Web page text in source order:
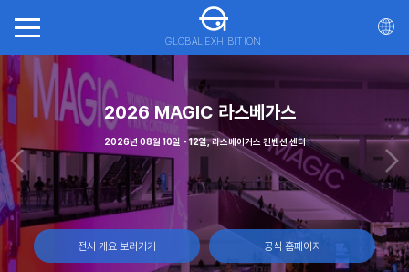
GLOBAL EXHIBITION
캐나다 토론토, 엑시비션 플레이스
전시 개요 보러가기 공식 홈페이지
일 마리나 베이 샌즈, 싱가포르
전시 개요 보러가기 공식 홈페이지
회(ITTS)
리올 캐나다
전시 개요 보러가기 공식 홈페이지
2026 MAGIC 라스베가스
2026년 08월 10일 - 12일, 라스베이거스 컨벤션 센터
전시 개요 보러가기 공식 홈페이지